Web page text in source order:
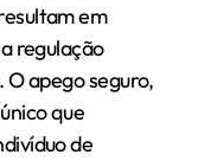
em
regulação
O apego seguro,
que
de